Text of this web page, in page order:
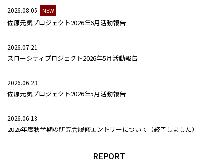
2026.08.05 NEW
佐原元気プロジェクト2026年6月活動報告
2026.07.21
スローシティプロジェクト2026年5月活動報告
2026.06.23
佐原元気プロジェクト2026年5月活動報告
2026.06.18
2026年度秋学期の研究会履修エントリーについて（終了しました）
REPORT